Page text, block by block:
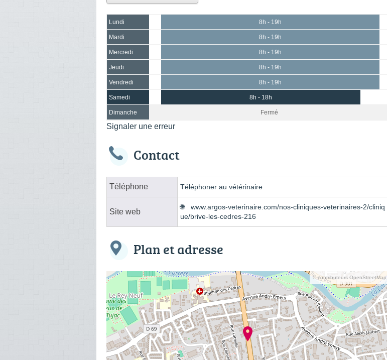
Lundi 8h - 19h
Mardi 8h - 19h
Mercredi 8h - 19h
Jeudi 8h - 19h
Vendredi 8h - 19h
Samedi 8h - 18h
Dimanche Fermé
Signaler une erreur
Contact
Téléphone Téléphoner au vétérinaire
Site web
www.argos-veterinaire.com/nos-cliniques-veterinaires-2/cliniq
ue/brive-les-cedres-216
Plan et adresse
© contributeurs OpenStreetMap